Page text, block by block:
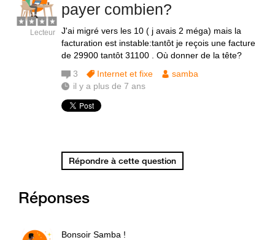
payer combien?
J'ai migré vers les 10 ( j avais 2 méga) mais la
facturation est instable:tantôt je reçois une facture
de 29900 tantôt 31100 . Où donner de la tête?
Lecteur
3 Internet et fixe
samba
il y a plus de 7 ans
Répondre à cette question
Réponses
Bonsoir Samba !